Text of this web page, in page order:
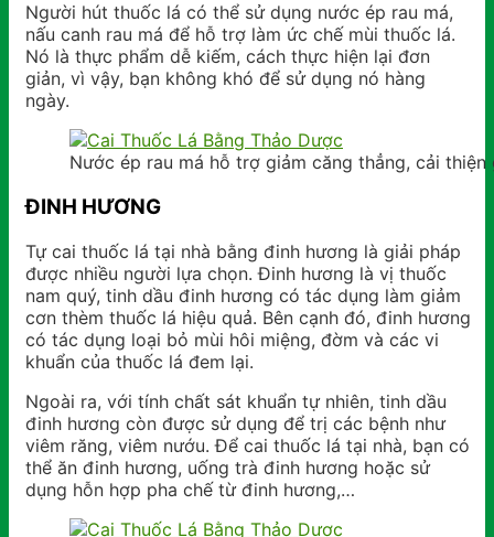
Người hút thuốc lá có thể sử dụng nước ép rau má,
nấu canh rau má để hỗ trợ làm ức chế mùi thuốc lá.
Nó là thực phẩm dễ kiếm, cách thực hiện lại đơn
giản, vì vậy, bạn không khó để sử dụng nó hàng
ngày.
Nước ép rau má hỗ trợ giảm căng thẳng, cải thiện
ĐINH HƯƠNG
Tự cai thuốc lá tại nhà bằng đinh hương là giải pháp
được nhiều người lựa chọn. Đinh hương là vị thuốc
nam quý, tinh dầu đinh hương có tác dụng làm giảm
cơn thèm thuốc lá hiệu quả. Bên cạnh đó, đinh hương
có tác dụng loại bỏ mùi hôi miệng, đờm và các vi
khuẩn của thuốc lá đem lại.
Ngoài ra, với tính chất sát khuẩn tự nhiên, tinh dầu
đinh hương còn được sử dụng để trị các bệnh như
viêm răng, viêm nướu. Để cai thuốc lá tại nhà, bạn có
thể ăn đinh hương, uống trà đinh hương hoặc sử
dụng hỗn hợp pha chế từ đinh hương,…